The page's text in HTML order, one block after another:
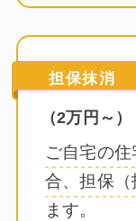
担保抹消
（2万円～）
ご自宅の
合、担保
ます。